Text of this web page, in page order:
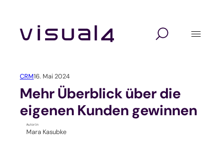
springen
CRM16. Mai 2024
Mehr Überblick über die
eigenen Kunden gewinnen
Autor:in
Mara Kasubke
Lösungen
Webshop
Marketing Automation
Kundenverwaltung mit CRM
Digitalagentur
Marketing
Technologie
Branchen
Seminaranbieter / Akademien
Verbände und Vereine
Unternehmen / KMU